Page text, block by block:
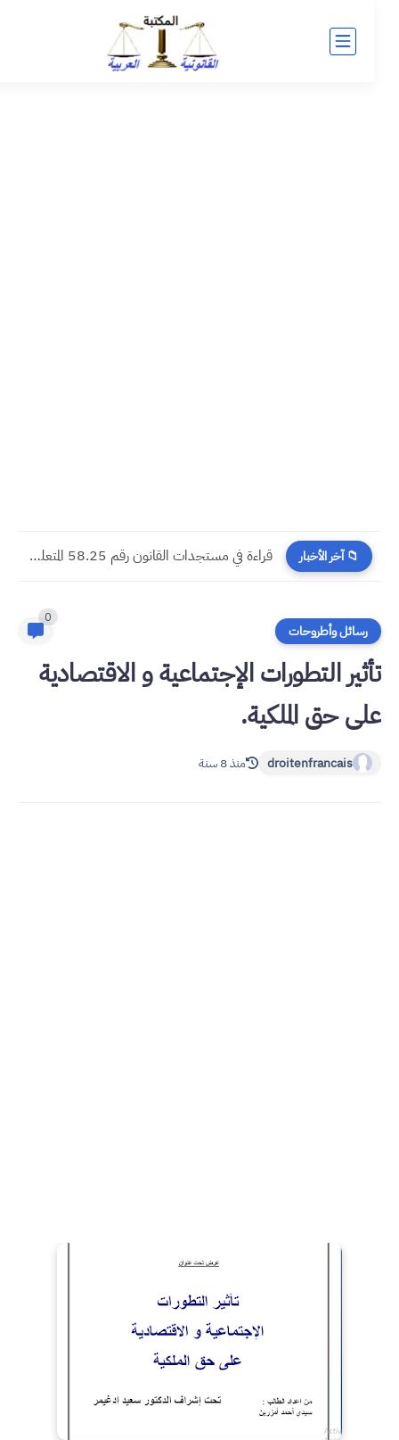
📁 آخر الأخبار ​قراءة في مستجدات القانون رقم 58.25 المتعلق بالمسطرة المدنية
رسائل وأطروحات
التطورات الإجتماعية و الاقتصادية
حق الملكية.
droitenfrancais منذ 8 سنة